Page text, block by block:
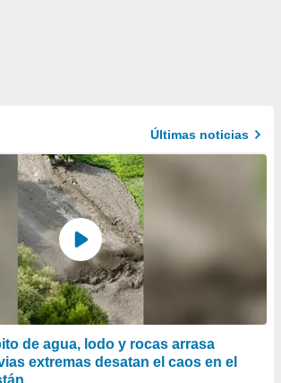
Últimas noticias
de agua, lodo y rocas arrasa
extremas desatan el caos en el